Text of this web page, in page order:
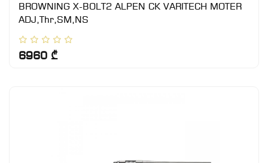
BROWNING X-BOLT2 ALPEN CK VARITECH MOTER
ADJ,Thr,SM,NS
6960 ₾